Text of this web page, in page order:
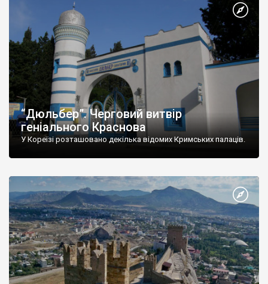
“Дюльбер”. Черговий витвір
геніального Краснова
У Кореїзі розташовано декілька відомих Кримських палаців.